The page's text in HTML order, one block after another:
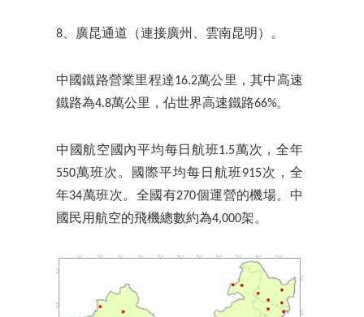
8、廣昆通道（連接廣州、雲南昆明）。
中國鐵路營業里程達16.2萬公里，其中高速
鐵路為4.8萬公里，佔世界高速鐵路66%。
中國航空國內平均每日航班1.5萬次，全年
550萬班次。國際平均每日航班915次，全
年34萬班次。全國有270個運營的機場。中
國民用航空的飛機總數約為4,000架。